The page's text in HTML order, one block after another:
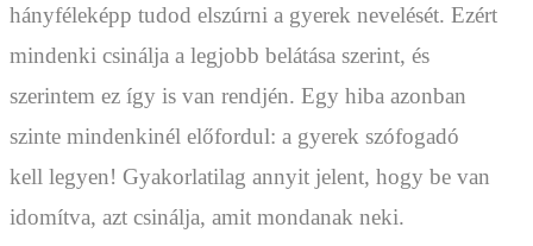
hányféleképp tudod elszúrni a gyerek nevelését. Ezért
mindenki csinálja a legjobb belátása szerint, és
szerintem ez így is van rendjén. Egy hiba azonban
szinte mindenkinél előfordul: a gyerek szófogadó
kell legyen! Gyakorlatilag annyit jelent, hogy be van
idomítva, azt csinálja, amit mondanak neki.